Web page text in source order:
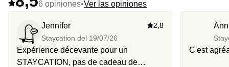
6 opiniones•Ver las opiniones
Jennifer
Staycation del 19/07/26
2,8
Expérience décevante pour un
STAYCATION, pas de cadeau de
C'est